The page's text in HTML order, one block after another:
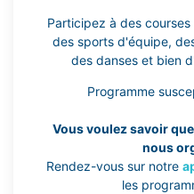
Participez à des
des sports d'équipe,
des danses et bien
Programme
Vous voulez savoir
nous
Rendez-vous sur notre
les